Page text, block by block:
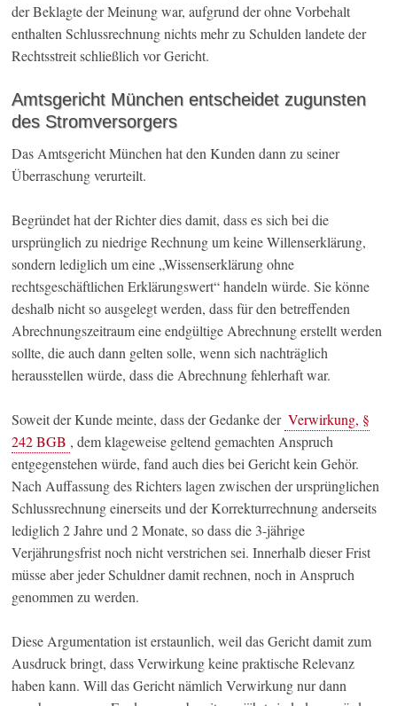
der Beklagte der Meinung war, aufgrund der ohne Vorbehalt
enthalten Schlussrechnung nichts mehr zu Schulden landete der
Rechtsstreit schließlich vor Gericht.
Amtsgericht München entscheidet zugunsten
des Stromversorgers
Das Amtsgericht München hat den Kunden dann zu seiner
Überraschung verurteilt.
Begründet hat der Richter dies damit, dass es sich bei die
ursprünglich zu niedrige Rechnung um keine Willenserklärung,
sondern lediglich um eine „Wissenserklärung ohne
rechtsgeschäftlichen Erklärungswert“ handeln würde. Sie könne
deshalb nicht so ausgelegt werden, dass für den betreffenden
Abrechnungszeitraum eine endgültige Abrechnung erstellt werden
sollte, die auch dann gelten solle, wenn sich nachträglich
herausstellen würde, dass die Abrechnung fehlerhaft war.
Soweit der Kunde meinte, dass der Gedanke der Verwirkung, §
242 BGB , dem klageweise geltend gemachten Anspruch
entgegenstehen würde, fand auch dies bei Gericht kein Gehör.
Nach Auffassung des Richters lagen zwischen der ursprünglichen
Schlussrechnung einerseits und der Korrekturrechnung anderseits
lediglich 2 Jahre und 2 Monate, so dass die 3-jährige
Verjährungsfrist noch nicht verstrichen sei. Innerhalb dieser Frist
müsse aber jeder Schuldner damit rechnen, noch in Anspruch
genommen zu werden.
Diese Argumentation ist erstaunlich, weil das Gericht damit zum
Ausdruck bringt, dass Verwirkung keine praktische Relevanz
haben kann. Will das Gericht nämlich Verwirkung nur dann